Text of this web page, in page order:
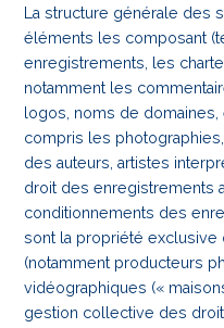
La structure générale des
éléments les composant
enregistrements, les
notamment les
logos, noms de
compris les
des auteurs, artistes
droit des enregistrements
conditionnements des
sont la propriété exclusive
(notamment producteurs
vidéographiques («
gestion collective des